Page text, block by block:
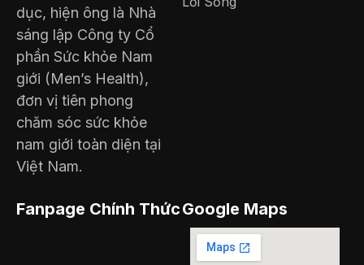
dục, hiện ông là Nhà
sáng lập Công ty Cổ
phần Sức khỏe Nam
giới (Men’s Health),
đơn vị tiên phong
chăm sóc sức khỏe
nam giới toàn diện tại
Việt Nam.
Fanpage Chính ThứcGoogle Maps